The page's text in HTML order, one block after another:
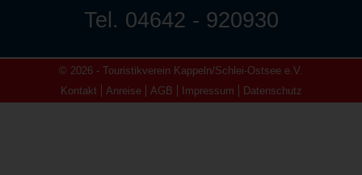
Tel. 04642 - 920930
© 2026 - Touristikverein Kappeln/Schlei-Ostsee e.V.
Kontakt
Anreise AGB Impressum Datenschutz